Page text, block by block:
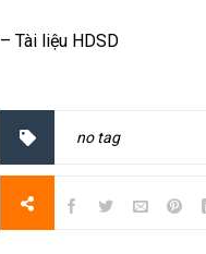
– Tài liệu HDSD
no tag